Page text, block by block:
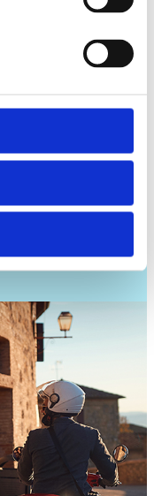
speciální
tak skvělá, že
kapka mléka